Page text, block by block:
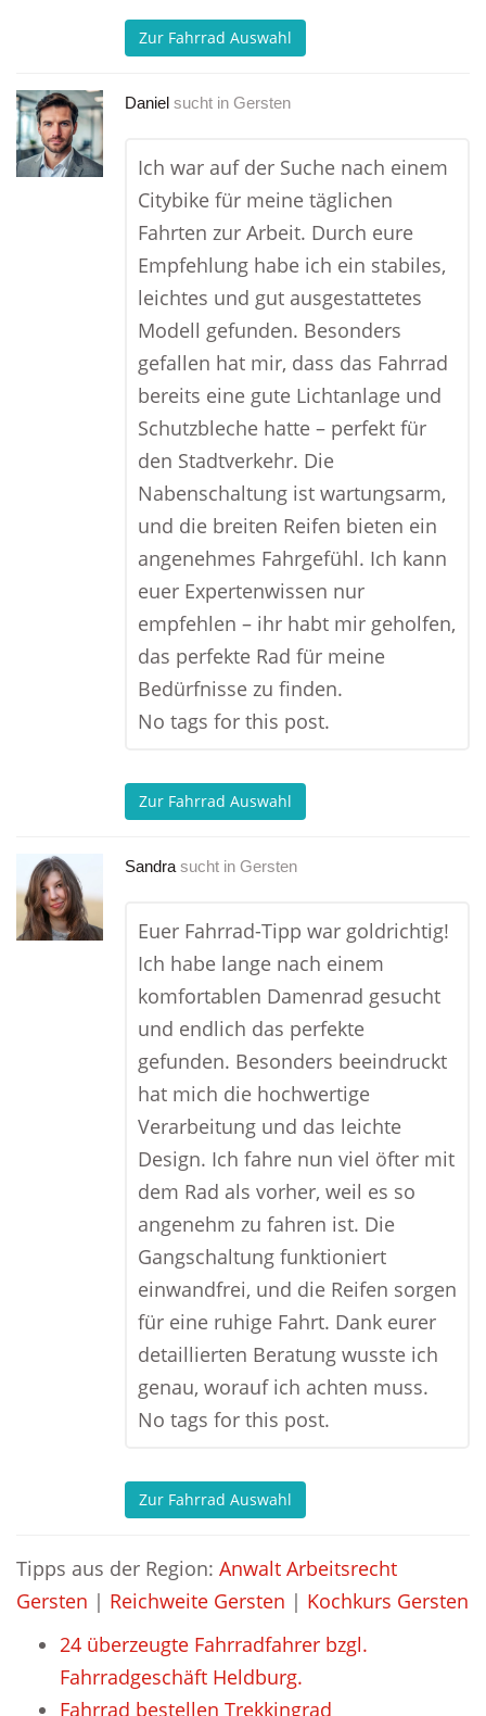
Zur Fahrrad Auswahl
Daniel sucht in Gersten
Ich war auf der Suche nach einem
Citybike für meine täglichen
Fahrten zur Arbeit. Durch eure
Empfehlung habe ich ein stabiles,
leichtes und gut ausgestattetes
Modell gefunden. Besonders
gefallen hat mir, dass das Fahrrad
bereits eine gute Lichtanlage und
Schutzbleche hatte – perfekt für
den Stadtverkehr. Die
Nabenschaltung ist wartungsarm,
und die breiten Reifen bieten ein
angenehmes Fahrgefühl. Ich kann
euer Expertenwissen nur
empfehlen – ihr habt mir geholfen,
das perfekte Rad für meine
Bedürfnisse zu finden.
No tags for this post.
Zur Fahrrad Auswahl
Sandra sucht in Gersten
Euer Fahrrad-Tipp war goldrichtig!
Ich habe lange nach einem
komfortablen Damenrad gesucht
und endlich das perfekte
gefunden. Besonders beeindruckt
hat mich die hochwertige
Verarbeitung und das leichte
Design. Ich fahre nun viel öfter mit
dem Rad als vorher, weil es so
angenehm zu fahren ist. Die
Gangschaltung funktioniert
einwandfrei, und die Reifen sorgen
für eine ruhige Fahrt. Dank eurer
detaillierten Beratung wusste ich
genau, worauf ich achten muss.
No tags for this post.
Zur Fahrrad Auswahl
Tipps aus der Region: Anwalt Arbeitsrecht
Gersten | Reichweite Gersten | Kochkurs Gersten
24 überzeugte Fahrradfahrer bzgl.
Fahrradgeschäft Heldburg.
Fahrrad bestellen Trekkingrad